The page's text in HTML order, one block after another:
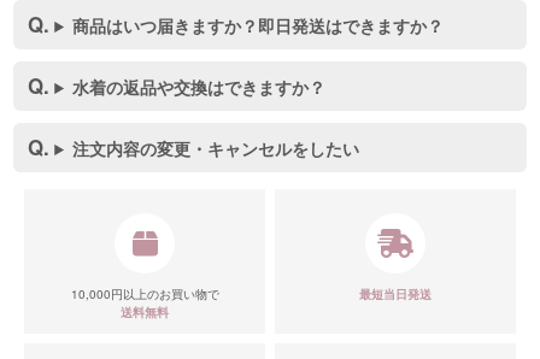
商品はいつ届きますか？即日発送はできますか？
水着の返品や交換はできますか？
注文内容の変更・キャンセルをしたい
10,000円以上のお買い物で
送料無料
最短当日発送